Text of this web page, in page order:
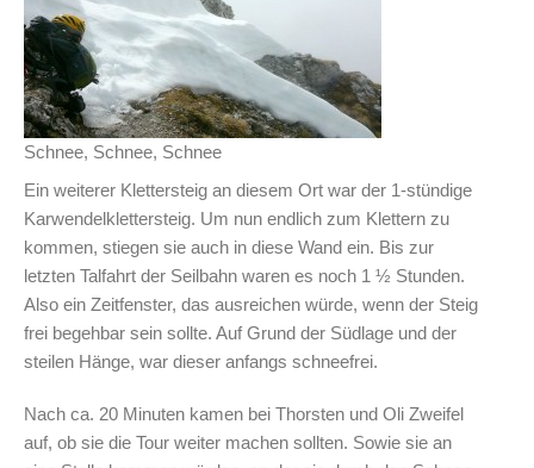
Schnee, Schnee, Schnee
Ein weiterer Klettersteig an diesem Ort war der 1-stündige
Karwendelklettersteig. Um nun endlich zum Klettern zu
kommen, stiegen sie auch in diese Wand ein. Bis zur
letzten Talfahrt der Seilbahn waren es noch 1 ½ Stunden.
Also ein Zeitfenster, das ausreichen würde, wenn der Steig
frei begehbar sein sollte. Auf Grund der Südlage und der
steilen Hänge, war dieser anfangs schneefrei.
Nach ca. 20 Minuten kamen bei Thorsten und Oli Zweifel
auf, ob sie die Tour weiter machen sollten. Sowie sie an